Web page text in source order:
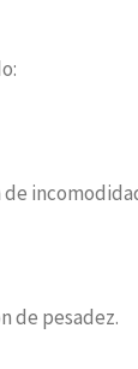
de
de pesadez.